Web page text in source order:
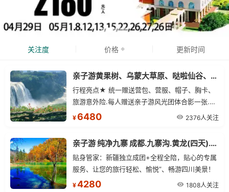
关注度 价格 更新时间
亲子游黄果树、乌蒙大草原、哒啦仙谷、孔学堂成都、九寨沟、峨眉山、乐山单飞16日
行程亮点★ 统一赠送营包、营服、帽子、胸卡、
旅游意外险.每人赠送亲子游风光团体合影一张.每
人每天一瓶矿泉水.专业领队全程陪同、让父母更
¥6480 2376人关注
亲子游 纯净九寨 成都.九寨沟.黄龙(四天).峨眉山（全景）.乐山大佛 双飞8日
贴身管家：新疆独立成团+全程全陪，贴心的专属
服务、让您的旅行轻松、愉悦”、畅游四川美景！
¥4280 1808人关注